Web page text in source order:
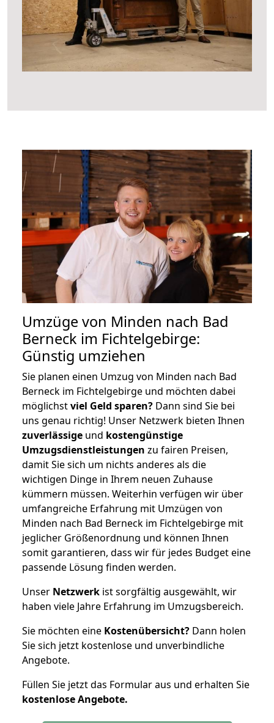
Umzüge von Minden nach Bad
Berneck im Fichtelgebirge:
Günstig umziehen
Sie planen einen Umzug von Minden nach Bad
Berneck im Fichtelgebirge und möchten dabei
möglichstviel Geld sparen? Dann sind Sie bei
uns genau richtig! Unser Netzwerk bieten Ihnen
zuverlässige und kostengünstige
Umzugsdienstleistungen zu fairen Preisen,
damit Sie sich um nichts anderes als die
wichtigen Dinge in Ihrem neuen Zuhause
kümmern müssen. Weiterhin verfügen wir über
umfangreiche Erfahrung mit Umzügen von
Minden nach Bad Berneck im Fichtelgebirge mit
jeglicher Größenordnung und können Ihnen
somit garantieren, dass wir für jedes Budget eine
passende Lösung finden werden.
Unser Netzwerk ist sorgfältig ausgewählt, wir
haben viele Jahre Erfahrung im Umzugsbereich.
Sie möchten eine Kostenübersicht? Dann holen
Sie sich jetzt kostenlose und unverbindliche
Angebote.
Füllen Sie jetzt das Formular aus und erhalten Sie
kostenloseAngebote.